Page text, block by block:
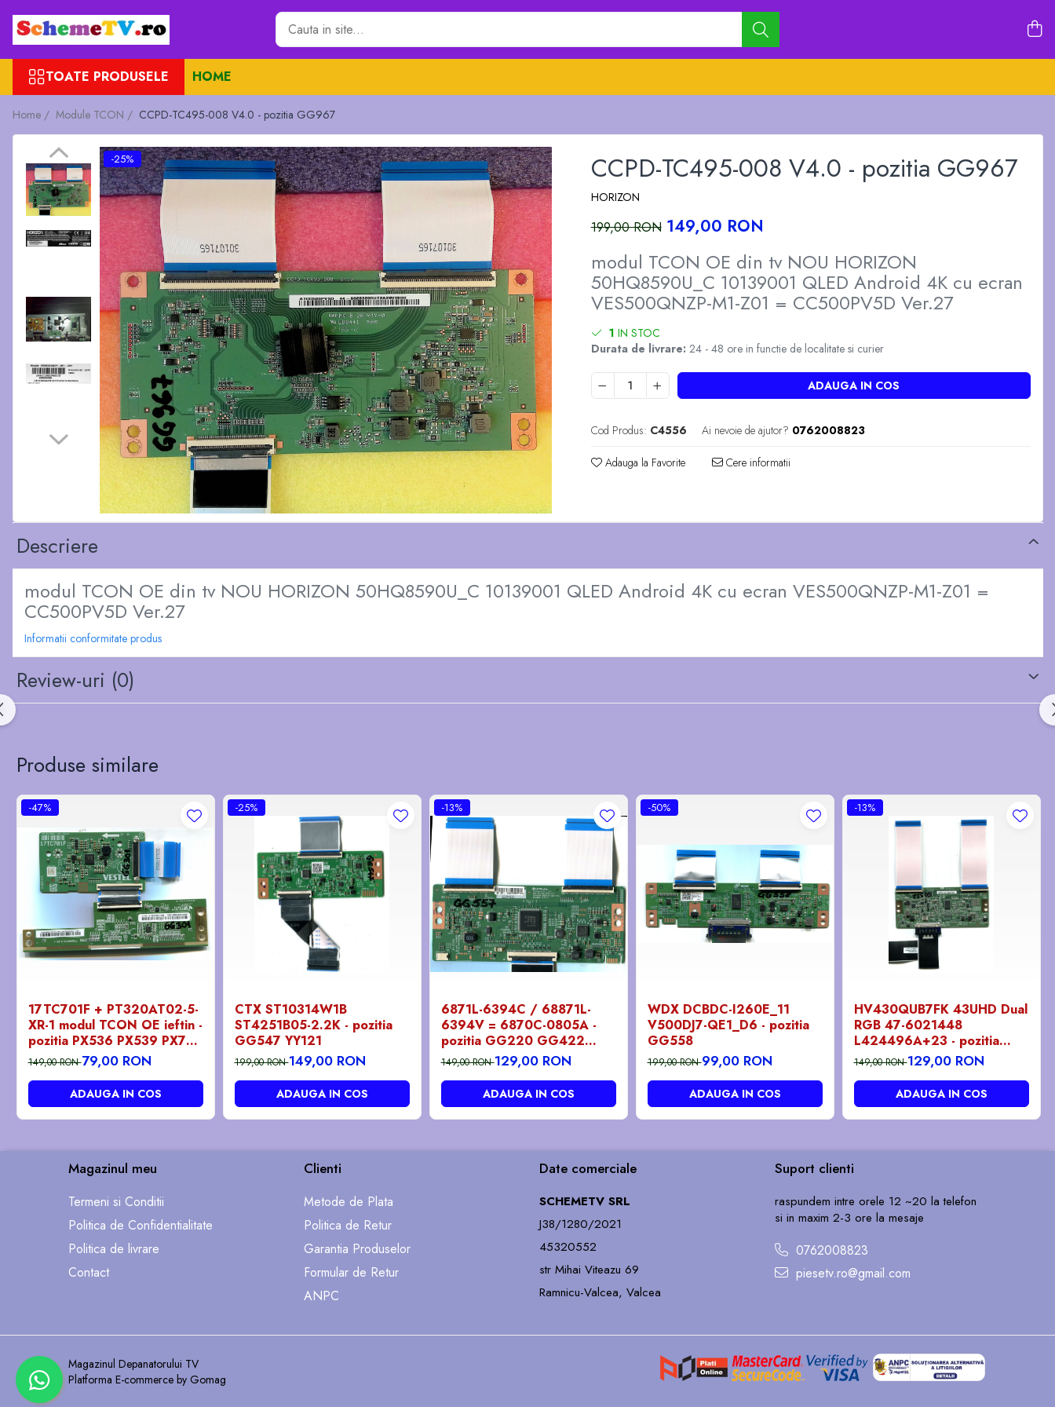
Toate Produsele
Placi de baza
Sursa alimentare
Seturi Benzi LED
Revista Service TV
Module TCON
Driver LED
Diverse
TOATE PRODUSELE HOME
Home / Module TCON / CCPD-TC495-008 V4.0 - pozitia GG967
CCPD-TC495-008 V4.0 - pozitia GG967
HORIZON
-25%
199,00 RON 149,00 RON
modul TCON OE din tv NOU HORIZON
50HQ8590U_C 10139001 QLED Android 4K cu ecran
VES500QNZP-M1-Z01 = CC500PV5D Ver.27
1 IN STOC
Durata de livrare: 24 - 48 ore in functie de localitate si curier
ADAUGA IN COS
Cod Produs: C4556 Ai nevoie de ajutor? 0762008823
Adauga la Favorite Cere informatii
Descriere
modul TCON OE din tv NOU HORIZON 50HQ8590U_C 10139001 QLED Android 4K cu ecran VES500QNZP-M1-Z01 =
CC500PV5D Ver.27
Informatii conformitate produs
Review-uri (0)
Produse similare
-47%
17TC701F + PT320AT02-5-
XR-1 modul TCON OE ieftin -
pozitia PX536 PX539 PX746
GG07 GG301 GG406
GG822
149,00 RON79,00 RON
ADAUGA IN COS
-25%
CTX ST10314W1B
ST4251B05-2.2K - pozitia
GG547 YY121
199,00 RON149,00 RON
ADAUGA IN COS
-13%
6871L-6394C / 68871L-
6394V = 6870C-0805A -
pozitia GG220 GG422
GG557 GG935
149,00 RON129,00 RON
ADAUGA IN COS
-50%
WDX DCBDC-I260E_11
V500DJ7-QE1_D6 - pozitia
GG558
199,00 RON99,00 RON
ADAUGA IN COS
-13%
HV430QUB7FK 43UHD Dual
RGB 47-6021448
L424496A+23 - pozitia
GG552
149,00 RON129,00 RON
ADAUGA IN COS
Magazinul meu
Termeni si Conditii
Politica de Confidentialitate
Politica de livrare
Contact
Clienti
Metode de Plata
Politica de Retur
Garantia Produselor
Formular de Retur
ANPC
Date comerciale
SCHEMETV SRL
J38/1280/2021
45320552
str Mihai Viteazu 69
Ramnicu-Valcea, Valcea
Suport clienti
raspundem intre orele 12 ~20 la telefon
si in maxim 2-3 ore la mesaje
0762008823
piesetv.ro@gmail.com
Magazinul Depanatorului TV
Platforma E-commerce by Gomag